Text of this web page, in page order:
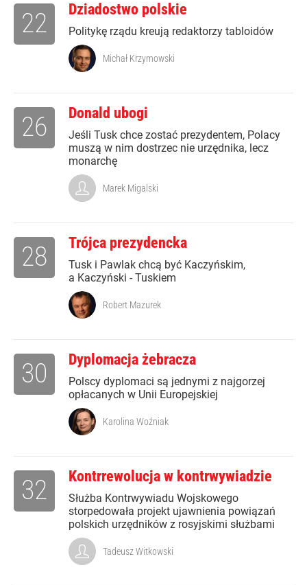
Dziadostwo polskie
Politykę rządu kreują redaktorzy tabloidów
22
Michał Krzymowski
Donald ubogi
Jeśli Tusk chce zostać prezydentem, Polacy
muszą w nim dostrzec nie urzędnika, lecz
monarchę
26
Marek Migalski
Trójca prezydencka
Tusk i Pawlak chcą być Kaczyńskim,
a Kaczyński - Tuskiem
28
Robert Mazurek
Dyplomacja żebracza
Polscy dyplomaci są jednymi z najgorzej
opłacanych w Unii Europejskiej
30
Karolina Woźniak
Kontrrewolucja w kontrwywiadzie
Służba Kontrwywiadu Wojskowego
storpedowała projekt ujawnienia powiązań
polskich urzędników z rosyjskimi służbami
32
Tadeusz Witkowski